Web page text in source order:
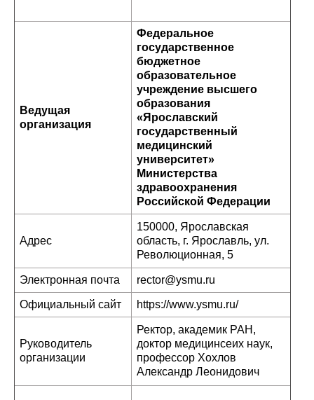
Ведущая
организация
Федеральное
государственное
бюджетное
образовательное
учреждение высшего
образования
«Ярославский
государственный
медицинский
университет»
Министерства
здравоохранения
Российской Федерации
Адрес
150000, Ярославская
область, г. Ярославль, ул.
Революционная, 5
Электронная почта rector@ysmu.ru
Официальный сайт https://www.ysmu.ru/
Руководитель
организации
Ректор, академик РАН,
доктор медицинсеих наук,
профессор Хохлов
Александр Леонидович